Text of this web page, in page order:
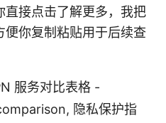
直接点击了解更多，我把
你复制粘贴用于后续查
服务对比表格 -
隐私保护指